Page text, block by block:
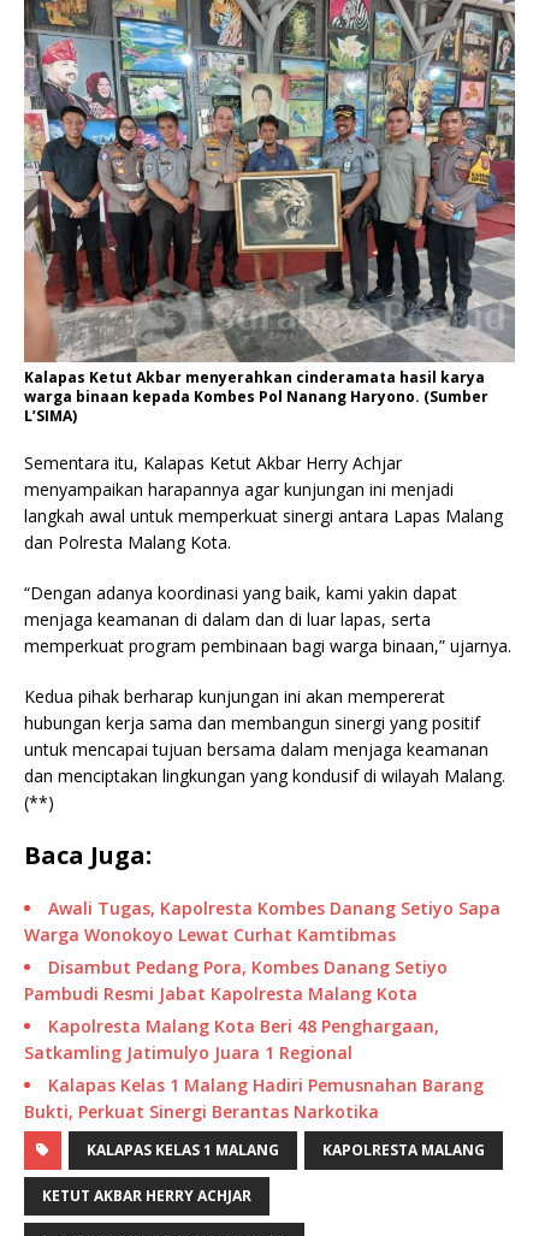
Kalapas Ketut Akbar menyerahkan cinderamata hasil karya
warga binaan kepada Kombes Pol Nanang Haryono. (Sumber
L’SIMA)
Sementara itu, Kalapas Ketut Akbar Herry Achjar
menyampaikan harapannya agar kunjungan ini menjadi
langkah awal untuk memperkuat sinergi antara Lapas Malang
dan Polresta Malang Kota.
“Dengan adanya koordinasi yang baik, kami yakin dapat
menjaga keamanan di dalam dan di luar lapas, serta
memperkuat program pembinaan bagi warga binaan,” ujarnya.
Kedua pihak berharap kunjungan ini akan mempererat
hubungan kerja sama dan membangun sinergi yang positif
untuk mencapai tujuan bersama dalam menjaga keamanan
dan menciptakan lingkungan yang kondusif di wilayah Malang.
(**)
Baca Juga:
Awali Tugas, Kapolresta Kombes Danang Setiyo Sapa
Warga Wonokoyo Lewat Curhat Kamtibmas
Disambut Pedang Pora, Kombes Danang Setiyo
Pambudi Resmi Jabat Kapolresta Malang Kota
Kapolresta Malang Kota Beri 48 Penghargaan,
Satkamling Jatimulyo Juara 1 Regional
Kalapas Kelas 1 Malang Hadiri Pemusnahan Barang
Bukti, Perkuat Sinergi Berantas Narkotika
KALAPAS KELAS 1 MALANG KAPOLRESTA MALANG
KETUT AKBAR HERRY ACHJAR